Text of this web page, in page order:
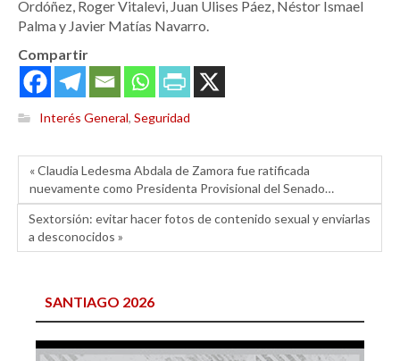
Ordóñez, Roger Vitalevi, Juan Ulises Páez, Néstor Ismael
Palma y Javier Matías Navarro.
Compartir
Interés General, Seguridad
« Claudia Ledesma Abdala de Zamora fue ratificada
nuevamente como Presidenta Provisional del Senado…
Sextorsión: evitar hacer fotos de contenido sexual y enviarlas
a desconocidos »
SANTIAGO 2026